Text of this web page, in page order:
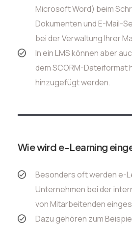
Microsoft Word) beim
Dokumenten und E-Mail-
bei der Verwaltung Ihrer
In ein LMS können aber
dem SCORM-Dateiformat
hinzugefügt werden.
Wie wird e-Learning
Besonders oft werden e-
Unternehmen bei der
von Mitarbeitenden
Dazu gehören zum